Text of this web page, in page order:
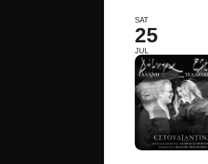
SAT
25
JUL